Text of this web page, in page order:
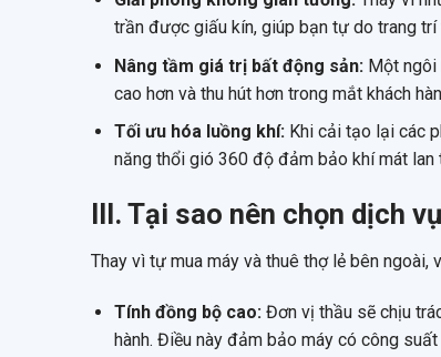
trần được giấu kín, giúp bạn tự do trang trí
Nâng tầm giá trị bất động sản: Một ngôi
cao hơn và thu hút hơn trong mắt khách
Tối ưu hóa luồng khí: Khi cải tạo lại các
năng thổi gió 360 độ đảm bảo khí mát lan
III. Tại sao nên chọn dịch
Thay vì tự mua máy và thuê thợ lẻ bên
Tính đồng bộ cao: Đơn vị thầu sẽ chịu
hành. Điều này đảm bảo máy có công